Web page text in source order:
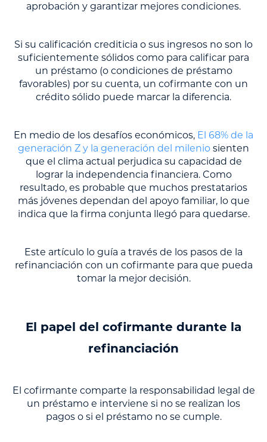
aprobación y garantizar mejores condiciones.
Si su calificación crediticia o sus ingresos no son lo
suficientemente sólidos como para calificar para
un préstamo (o condiciones de préstamo
favorables) por su cuenta, un cofirmante con un
crédito sólido puede marcar la diferencia.
En medio de los desafíos económicos, El 68% de la
generación Z y la generación del milenio sienten
que el clima actual perjudica su capacidad de
lograr la independencia financiera. Como
resultado, es probable que muchos prestatarios
más jóvenes dependan del apoyo familiar, lo que
indica que la firma conjunta llegó para quedarse.
Este artículo lo guía a través de los pasos de la
refinanciación con un cofirmante para que pueda
tomar la mejor decisión.
El papel del cofirmante durante la
refinanciación
El cofirmante comparte la responsabilidad legal de
un préstamo e interviene si no se realizan los
pagos o si el préstamo no se cumple.